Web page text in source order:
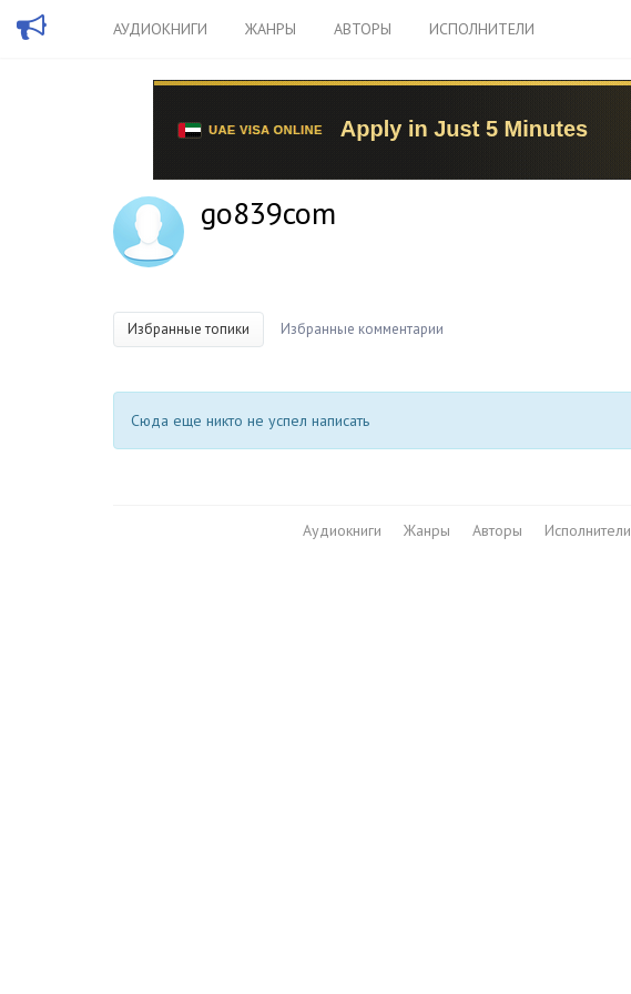
АУДИОКНИГИ ЖАНРЫ АВТОРЫ ИСПОЛНИТЕЛИ
go839com
Избранные топики Избранные комментарии
Сюда еще никто не успел написать
Аудиокниги Жанры Авторы Исполнители